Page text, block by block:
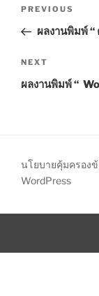
s
t
n
g
a
i
n
P
r
v
o
s
PREVIOUS
ผลงานพิมพ์
N
e
s
t
NEXT
ผลงานพิมพ์ “
นโยบายคุ้มครอง
WordPress